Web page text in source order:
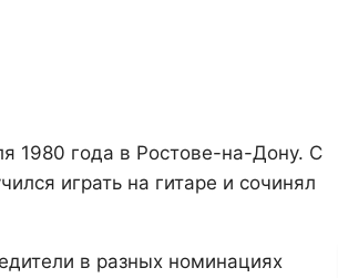
1980 года в Ростове-на-Дону. С
играть на гитаре и сочинял
в разных номинациях